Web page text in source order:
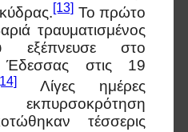
[13] Το πρώτο
τραυματισμένος
εξέπνευσε στο
Έδεσσας στις 19
Λίγες ημέρες
τέσσερις